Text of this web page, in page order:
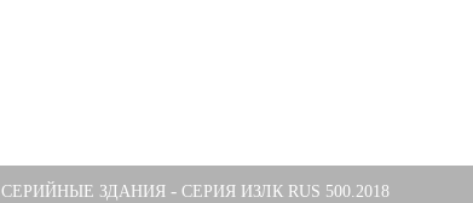
СЕРИЙНЫЕ ЗДАНИЯ- СЕРИЯ ИЗЛК RUS 500.2018